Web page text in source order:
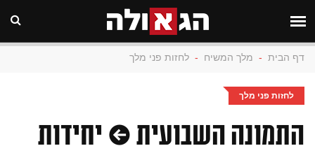
דף הבית - מלך המשיח - לחזות פני מלך
לחזות פני מלך
התמונה השבועית • יחידות